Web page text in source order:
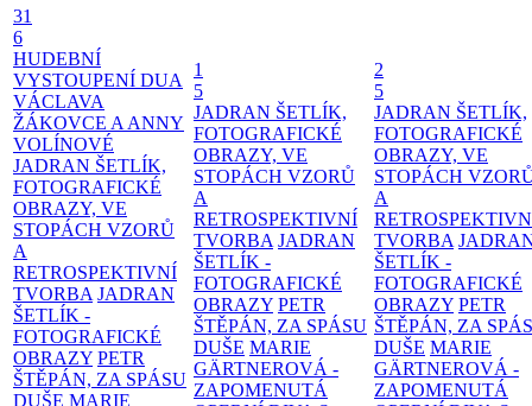
31
6
HUDEBNÍ
VYSTOUPENÍ DUA
VÁCLAVA
ŽÁKOVCE A ANNY
VOLÍNOVÉ
JADRAN ŠETLÍK,
FOTOGRAFICKÉ
OBRAZY, VE
STOPÁCH VZORŮ
A
RETROSPEKTIVNÍ
TVORBA JADRAN
ŠETLÍK -
FOTOGRAFICKÉ
OBRAZY PETR
ŠTĚPÁN, ZA SPÁSU
DUŠE MARIE
1
5
JADRAN ŠETLÍK,
FOTOGRAFICKÉ
OBRAZY, VE
STOPÁCH VZORŮ
A
RETROSPEKTIVNÍ
TVORBA JADRAN
ŠETLÍK -
FOTOGRAFICKÉ
OBRAZY PETR
ŠTĚPÁN, ZA SPÁSU
DUŠE MARIE
GÄRTNEROVÁ -
ZAPOMENUTÁ
2
5
JADRAN ŠETLÍK,
FOTOGRAFICKÉ
OBRAZY, VE
STOPÁCH
A
TVORBA
ŠETLÍK -
FOTOGRAFICKÉ
OBRAZY PETR
ŠTĚPÁN, ZA
DUŠE MARIE
GÄRTNEROVÁ -
ZAPOMENUTÁ